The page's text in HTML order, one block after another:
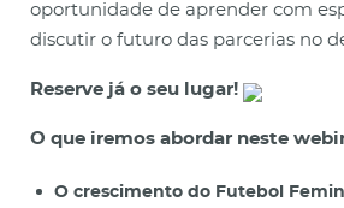
oportunidade de aprender com
discutir o futuro das parcerias no
Reserve já o seu lugar!
O que iremos abordar neste
O crescimento do Futebol